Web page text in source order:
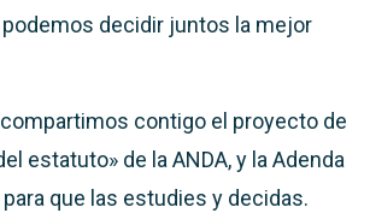
podemos decidir juntos la mejor
contigo el proyecto de
estatuto» de la ANDA, y la Adenda
para que las estudies y decidas.